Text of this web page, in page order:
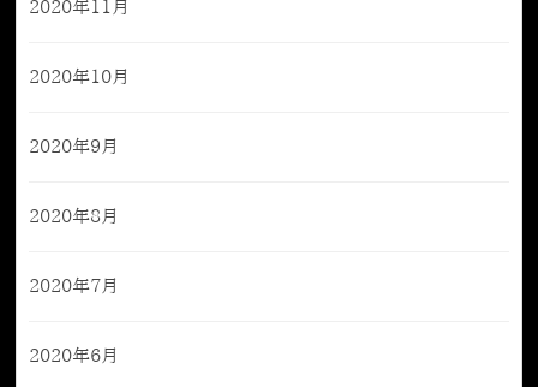
2020年11月
2020年10月
2020年9月
2020年8月
2020年7月
2020年6月